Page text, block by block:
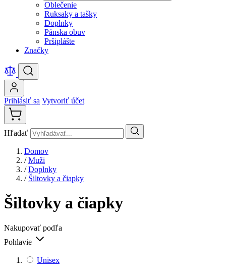
Oblečenie
Ruksaky a tašky
Doplnky
Pánska obuv
Pršiplášte
Značky
Prihlásiť sa Vytvoriť účet
Hľadať
Domov
/ Muži
/ Doplnky
/ Šiltovky a čiapky
Šiltovky a čiapky
Nakupovať podľa
Pohlavie
Unisex